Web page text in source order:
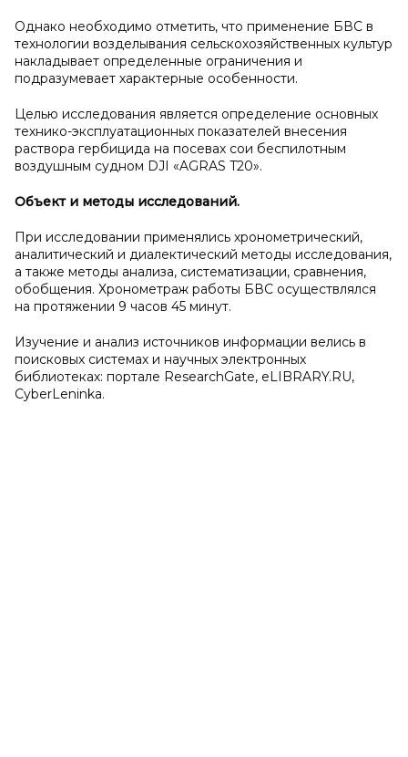
Однако необходимо отметить, что применение БВС в
технологии возделывания сельскохозяйственных культур
накладывает определенные ограничения и
подразумевает характерные особенности.
Целью исследования является определение основных
технико-эксплуатационных показателей внесения
раствора гербицида на посевах сои беспилотным
воздушным судном DJI «AGRAS T20».
Объект и методы исследований.
При исследовании применялись хронометрический,
аналитический и диалектический методы исследования,
а также методы анализа, систематизации, сравнения,
обобщения. Хронометраж работы БВС осуществлялся
на протяжении 9 часов 45 минут.
Изучение и анализ источников информации велись в
поисковых системах и научных электронных
библиотеках: портале ResearchGate, eLIBRARY.RU,
CyberLeninka.